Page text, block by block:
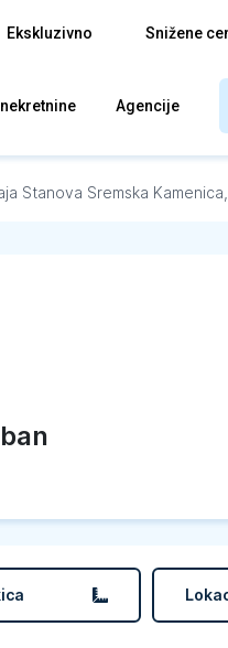
Ekskluzivno Snižene
Agencije
Stanova Sremska